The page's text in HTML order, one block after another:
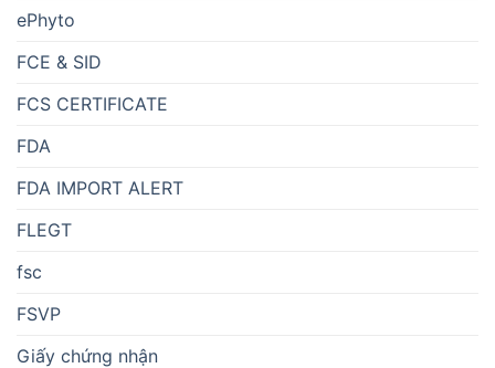
ePhyto
FCE & SID
FCS CERTIFICATE
FDA
FDA IMPORT ALERT
FLEGT
fsc
FSVP
Giấy chứng nhận